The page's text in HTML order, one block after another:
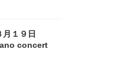
月１９日
concert